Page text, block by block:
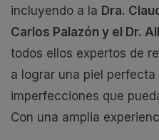
incluyendo a la Dra.
Carlos Palazón y el Dr.
todos ellos expertos de
a lograr una piel
imperfecciones que
Con una amplia